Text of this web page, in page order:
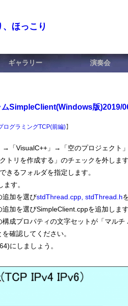
ほっこり
ギャラリー 演奏会
SimpleClient(Windows版)2019/
ログラミングTCP(前編)】
→「VisualC++」→「空のプロジェクト
トリを作成する」のチェックを外しま
きるフォルダを指定します。
ます。
加を選びstdThread.cpp, stdThread.h
加を選びSimpleClient.cppを追加しま
成プロパティの文字セットが「マルチ
確認してください。
にしましょう。